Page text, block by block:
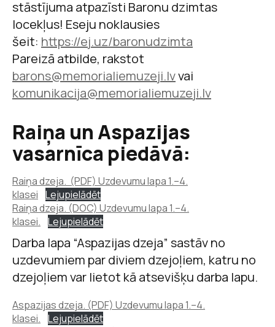
stāstījuma atpazīsti Baronu dzimtas
locekļus! Eseju noklausies
šeit: https://ej.uz/baronudzimta
Pareizā atbilde, rakstot
barons@memorialiemuzeji.lvvai
komunikacija@memorialiemuzeji.lv
Raiņa un Aspazijas
vasarnīca piedāvā:
Raiņa dzeja. (PDF) Uzdevumu lapa 1.–4.
klasei Lejupielādēt
Raiņa dzeja. (DOC) Uzdevumu lapa 1.–4.
klasei. Lejupielādēt
Darba lapa “Aspazijas dzeja” sastāv no
uzdevumiem par diviem dzejoļiem, katru no
dzejoļiem var lietot kā atsevišķu darba lapu.
Aspazijas dzeja. (PDF) Uzdevumu lapa 1.–4.
klasei. Lejupielādēt